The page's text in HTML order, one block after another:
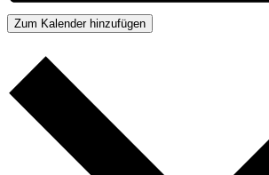
Zum Kalender hinzufügen